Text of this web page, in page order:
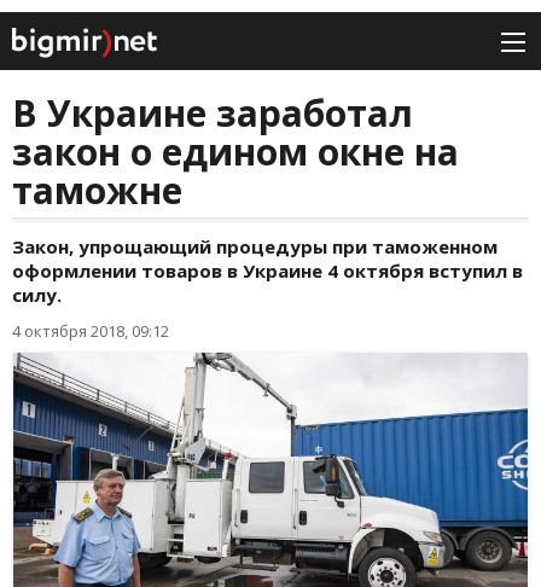
В Украине заработал
закон о едином окне на
таможне
Закон, упрощающий процедуры при таможенном
оформлении товаров в Украине 4 октября вступил в
силу.
4 октября 2018, 09:12